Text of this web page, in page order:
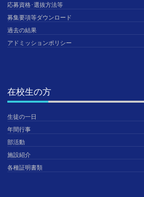
応募資格･選抜方法等
募集要項等ダウンロード
過去の結果
アドミッションポリシー
在校生の方
生徒の一日
年間行事
部活動
施設紹介
各種証明書類